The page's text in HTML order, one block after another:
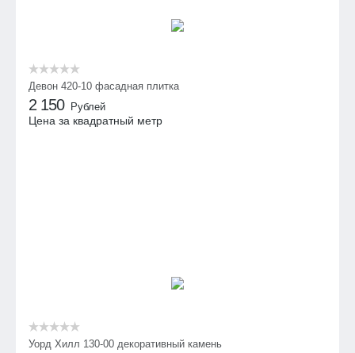
Девон 420-10 фасадная плитка
2 150 Рублей
Цена за квадратный метр
Уорд Хилл 130-00 декоративный камень